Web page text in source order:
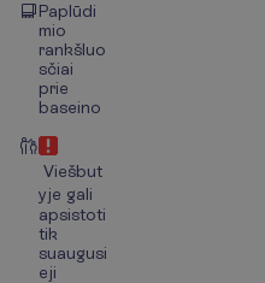
Paplūdi
mio
rankšluo
sčiai
prie
baseino
Viešbut
yje gali
apsistoti
tik
suaugusi
eji